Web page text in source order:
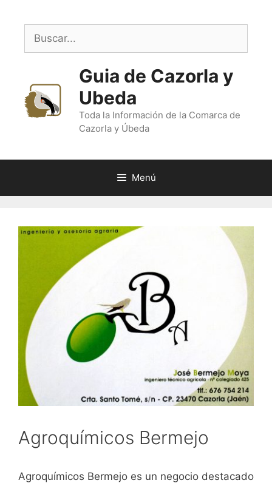
contenido
Buscar:
Guia de Cazorla y
Ubeda
Toda la Información de la Comarca de
Cazorla y Úbeda
Menú
Agroquímicos Bermejo
Agroquímicos Bermejo es un negocio destacado